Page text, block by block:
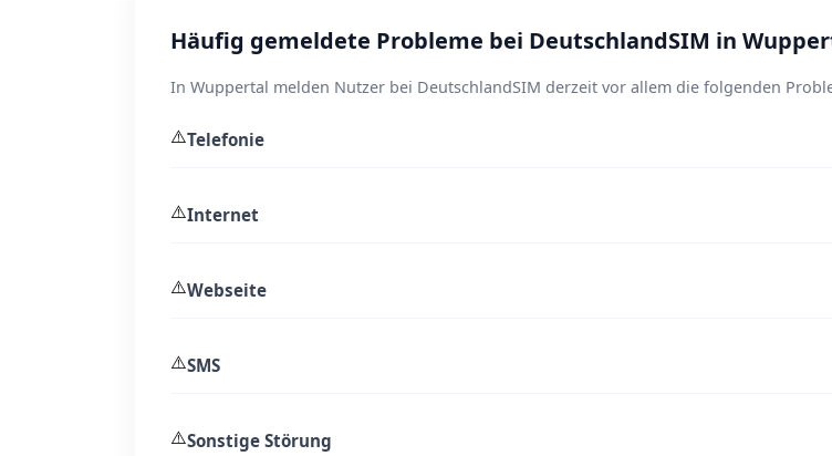
Häufig gemeldete Probleme bei DeutschlandSIM in
In Wuppertal melden Nutzer bei DeutschlandSIM derzeit vor allem die folgenden
⚠️Telefonie
⚠️Internet
⚠️Webseite
⚠️SMS
⚠️Sonstige Störung